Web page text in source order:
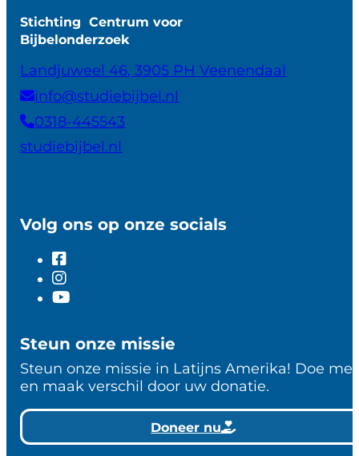
Stichting Centrum voor
Bijbelonderzoek
Landjuweel 46, 3905 PH Veenendaal
info@studiebijbel.nl
0318-445543
studiebijbel.nl
Volg ons op onze socials
Steun onze missie
Steun onze missie in Latijns Amerika! Doe
en maak verschil door uw donatie.
Doneer nu